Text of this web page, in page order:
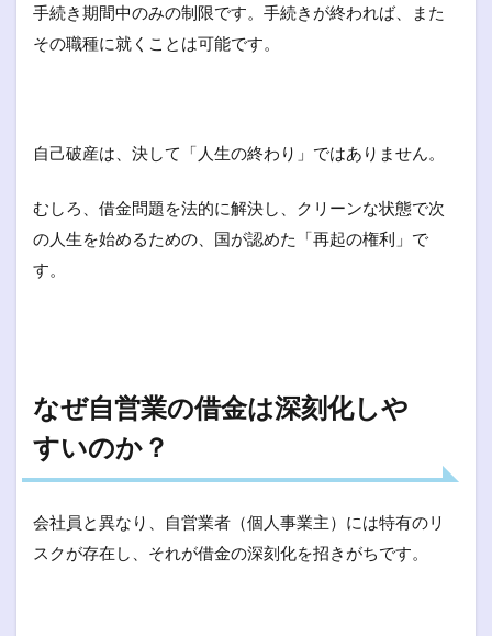
手続き期間中のみの制限です。手続きが終われば、また
その職種に就くことは可能です。
自己破産は、決して「人生の終わり」ではありません。
むしろ、借金問題を法的に解決し、クリーンな状態で次
の人生を始めるための、国が認めた「再起の権利」で
す。
なぜ自営業の借金は深刻化しや
すいのか？
会社員と異なり、自営業者（個人事業主）には特有のリ
スクが存在し、それが借金の深刻化を招きがちです。